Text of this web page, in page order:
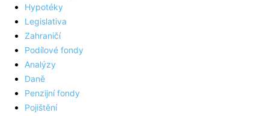
Hypotéky
Legislativa
Zahraničí
Podílové fondy
Analýzy
Daně
Penzijní fondy
Pojištění